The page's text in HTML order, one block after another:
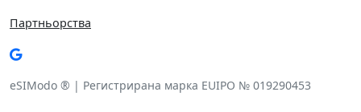
Партньорства
eSIModo ® | Регистрирана марка EUIPO № 019290453